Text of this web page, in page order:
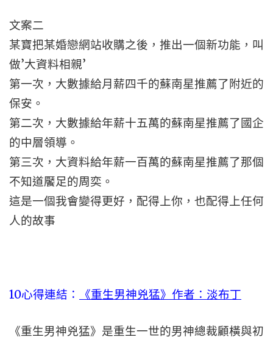
文案二
某寶把某婚戀網站收購之後，推出一個新功能，叫
做’大資料相親’
第一次，大數據給月薪四千的蘇南星推薦了附近的
保安。
第二次，大數據給年薪十五萬的蘇南星推薦了國企
的中層領導。
第三次，大資料給年薪一百萬的蘇南星推薦了那個
不知道饜足的周奕。
這是一個我會變得更好，配得上你，也配得上任何
人的故事
10心得連結： 《重生男神兇猛》作者：淡布丁
《重生男神兇猛》是重生一世的男神總裁顧橫與初